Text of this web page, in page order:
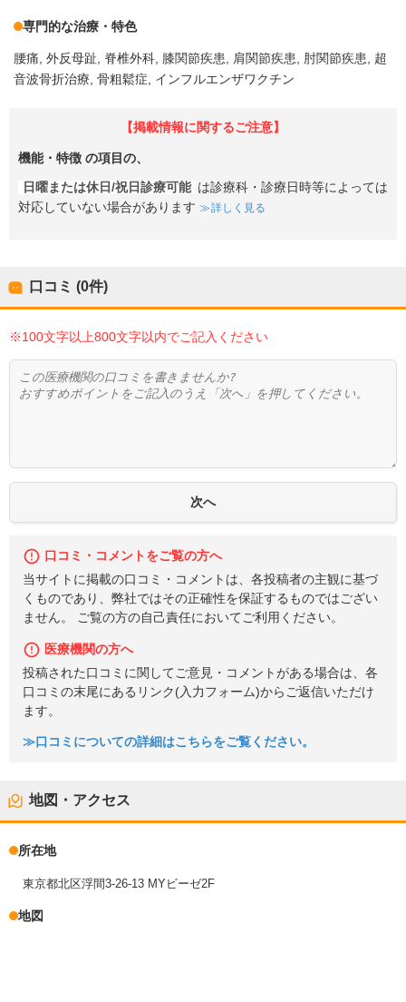
専門的な治療・特色
腰痛 外反母趾 脊椎外科 膝関節疾患 肩関節疾患 肘関節疾患
超
音波骨折治療 骨粗鬆症 インフルエンザワクチン
【掲載情報に関するご注意】
機能・特徴 の項目の、
日曜または休日/祝日診療可能 は診療科・診療日時等によっては
対応していない場合があります
詳しく見る
口コミ (0件)
※100文字以上800文字以内でご記入ください
口コミ・コメントをご覧の方へ
当サイトに掲載の口コミ・コメントは、各投稿者の主観に基づ
くものであり、弊社ではその正確性を保証するものではござい
ません。 ご覧の方の自己責任においてご利用ください。
医療機関の方へ
投稿された口コミに関してご意見・コメントがある場合は、各
口コミの末尾にあるリンク(入力フォーム)からご返信いただけ
ます。
≫口コミについての詳細はこちらをご覧ください。
地図・アクセス
所在地
東京都北区浮間3-26-13 MYビーゼ2F
地図